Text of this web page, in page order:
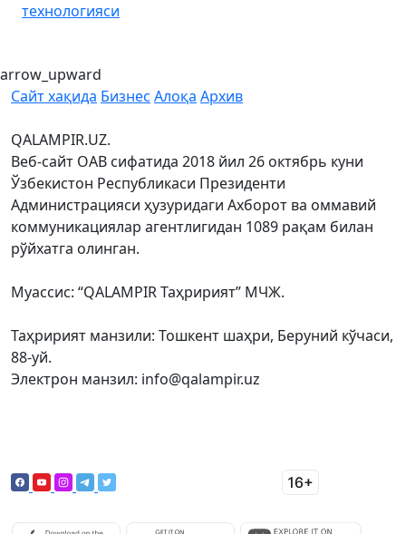
технологияси
arrow_upward
Сайт хақида Бизнес Алоқа Архив
QALAMPIR.UZ.
Веб-сайт ОАВ сифатида 2018 йил 26 октябрь куни
Ўзбекистон Республикаси Президенти
Администрацияси ҳузуридаги Ахборот ва оммавий
коммуникациялар агентлигидан 1089 рақам билан
рўйхатга олинган.
Муассис: “QALAMPIR Таҳририят” МЧЖ.
Таҳририят манзили: Тошкент шаҳри, Беруний кўчаси,
88-уй.
Электрон манзил: info@qalampir.uz